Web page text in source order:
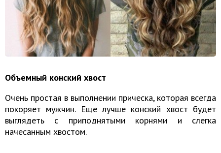
Объемный конский хвост
Очень простая в выполнении прическа, которая всегда
покоряет мужчин. Еще лучше конский хвост будет
выглядеть с приподнятыми корнями и слегка
начесанным хвостом.